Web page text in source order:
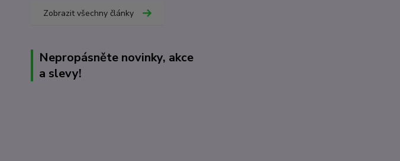
Zobrazit všechny články
Nepropásněte novinky, akce
a slevy!